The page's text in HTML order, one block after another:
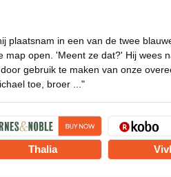
plaatsnam in een van de twee
open. 'Meent ze dat?' Hij wees
gebruik te maken van onze
toe, broer ..."
Thalia